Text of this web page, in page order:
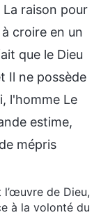
raison pour
croire en un
que le Dieu
Il ne possède
l'homme Le
estime,
mépris
l’œuvre de Dieu,
à la volonté du